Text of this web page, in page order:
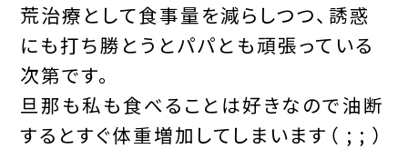
荒治療として食事量を減らしつつ、誘惑
にも打ち勝とうとパパとも頑張っている
次第です。
旦那も私も食べることは好きなので油断
するとすぐ体重増加してしまいます（ ; ; ）